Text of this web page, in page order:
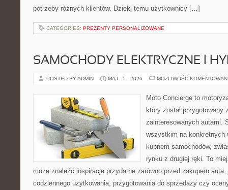
potrzeby różnych klientów. Dzięki temu użytkownicy […]
CATEGORIES: PREZENTY PERSONALIZOWANE
SAMOCHODY ELEKTRYCZNE I
POSTED BY ADMIN MAJ - 5 - 2026 MOŻLIWOŚĆ
Moto Concierge to
który został przygotowany
zainteresowanych autami.
wszystkim na konkretnych
kupnem samochodów,
rynku z drugiej ręki. To
może znaleźć inspiracje przydatne zarówno przed zakupem
codziennego użytkowania, przygotowania do sprzedaży czy